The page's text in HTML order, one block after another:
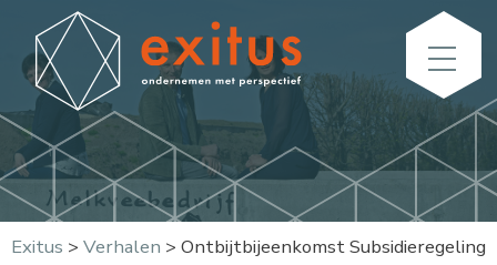
Exitus > Verhalen > Ontbijtbijeenkomst Subsidieregeling